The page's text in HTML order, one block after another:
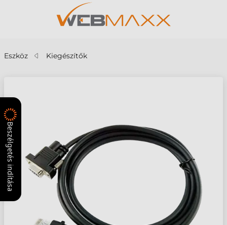
Eszköz Kiegészítők
Beszélgetés indítása